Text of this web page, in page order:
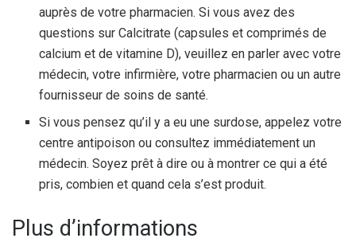
auprès de votre pharmacien. Si vous avez des
questions sur Calcitrate (capsules et comprimés de
calcium et de vitamine D), veuillez en parler avec votre
médecin, votre infirmière, votre pharmacien ou un autre
fournisseur de soins de santé.
Si vous pensez qu’il y a eu une surdose, appelez votre
centre antipoison ou consultez immédiatement un
médecin. Soyez prêt à dire ou à montrer ce qui a été
pris, combien et quand cela s’est produit.
Plus d’informations